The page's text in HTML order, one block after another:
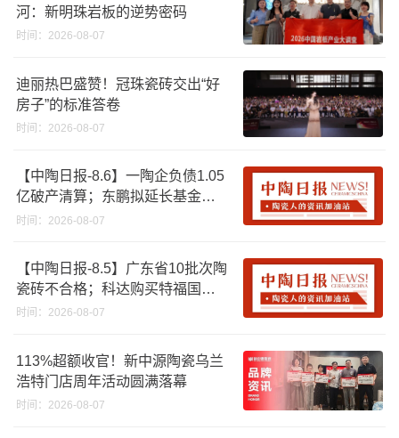
河：新明珠岩板的逆势密码
时间：2026-08-07
迪丽热巴盛赞！冠珠瓷砖交出“好
房子”的标准答卷
时间：2026-08-07
【中陶日报-8.6】一陶企负债1.05
亿破产清算；东鹏拟延长基金投
资期限；工信部开展建陶行业能
时间：2026-08-07
【中陶日报-8.5】广东省10批次陶
瓷砖不合格；科达购买特福国际
股份申请未通过；蒙娜丽莎5千万
破18亿元
时间：2026-08-07
113%超额收官！新中源陶瓷乌兰
浩特门店周年活动圆满落幕
时间：2026-08-07